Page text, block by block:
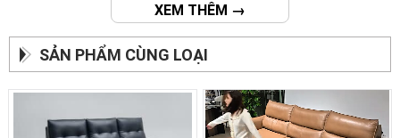
XEM THÊM →
SẢN PHẨM CÙNG LOẠI